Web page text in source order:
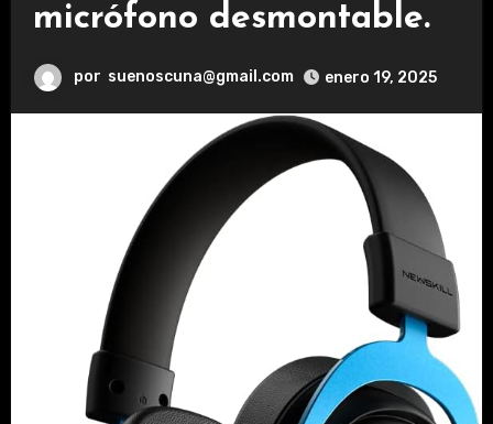
micrófono desmontable.
por suenoscuna@gmail.com enero 19, 2025